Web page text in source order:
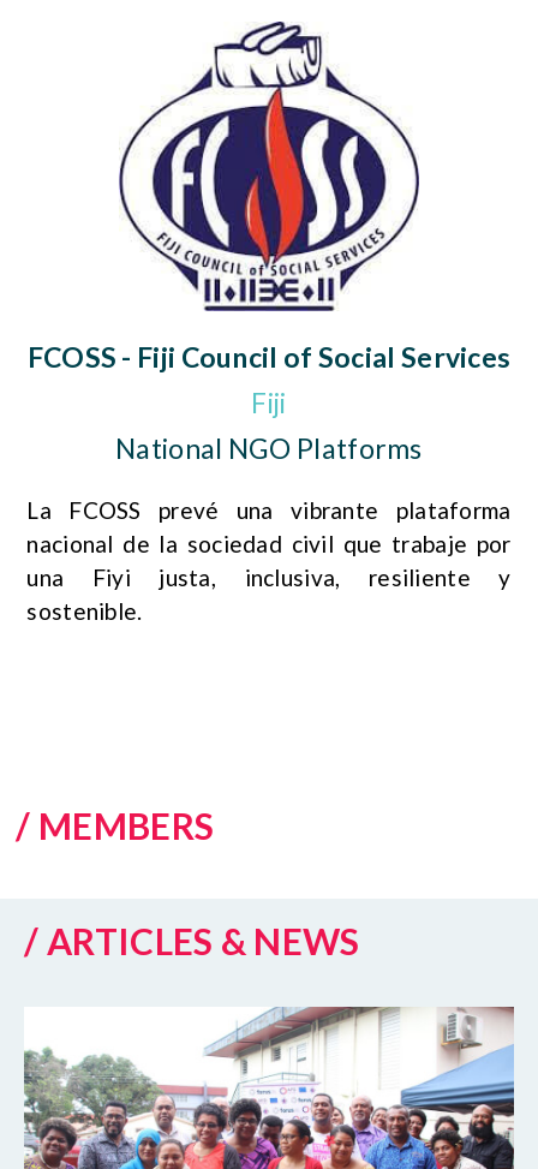
FCOSS - Fiji Council of Social Services
Fiji
National NGO Platforms
La FCOSS prevé una vibrante plataforma
nacional de la sociedad civil que trabaje por
una Fiyi justa, inclusiva, resiliente y
sostenible.
/ MEMBERS
/ ARTICLES & NEWS